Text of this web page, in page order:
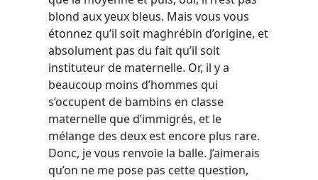
blond aux yeux bleus. Mais vous vous
étonnez qu’il soit maghrébin d’origine, et
absolument pas du fait qu’il soit
instituteur de maternelle. Or, il y a
beaucoup moins d’hommes qui
s’occupent de bambins en classe
maternelle que d’immigrés, et le
mélange des deux est encore plus rare.
Donc, je vous renvoie la balle. J’aimerais
qu’on ne me pose pas cette question,